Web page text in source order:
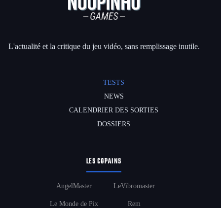
L'actualité et la critique du jeu vidéo, sans remplissage inutile.
TESTS
NEWS
CALENDRIER DES SORTIES
DOSSIERS
LES COPAINS
AngelMaster
Le Monde de Pix
LeVibromaster
Rem